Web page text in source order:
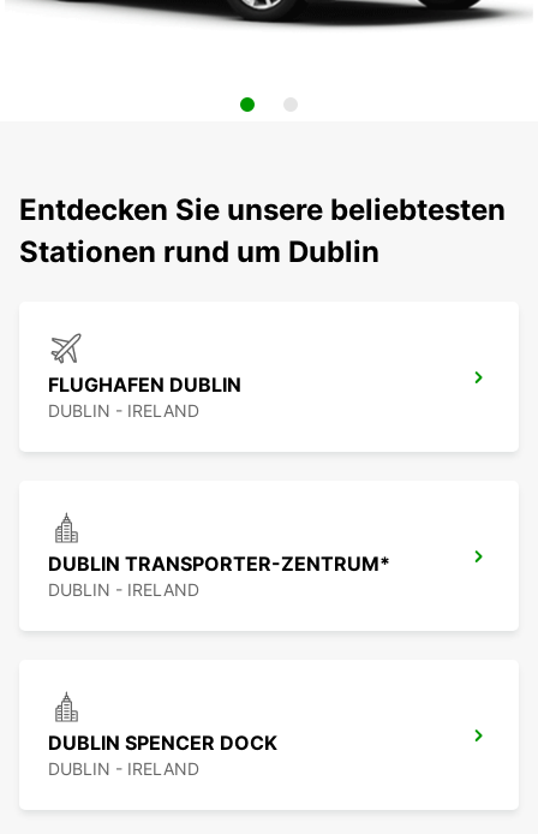
Entdecken Sie unsere beliebtesten
Stationen rund um Dublin
FLUGHAFEN DUBLIN
DUBLIN - IRELAND
DUBLIN TRANSPORTER-ZENTRUM*
DUBLIN - IRELAND
DUBLIN SPENCER DOCK
DUBLIN - IRELAND